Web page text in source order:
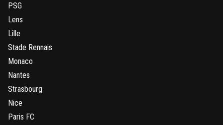
PSG
Lens
Lille
Stade Rennais
Monaco
Nantes
Strasbourg
Nice
Paris FC